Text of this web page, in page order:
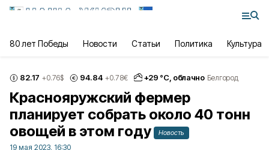
80 лет Победы Новости Статьи Политика Культура
82.17 +0.76$ 94.84 +0.78€ +29 °С, облачно Белгород
Краснояружский фермер
планирует собрать около 40 тонн
овощей в этом году
Новость
19 мая 2023, 16:30